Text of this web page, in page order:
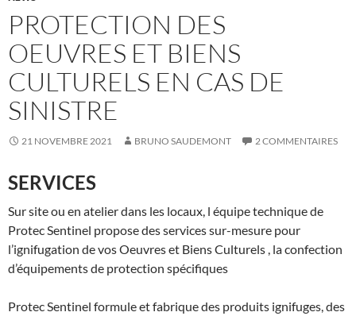
PROTECTION DES
OEUVRES ET BIENS
CULTURELS EN CAS DE
SINISTRE
21 NOVEMBRE 2021 BRUNO SAUDEMONT 2 COMMENTAIRES
SERVICES
Sur site ou en atelier dans les locaux, l équipe technique de
Protec Sentinel propose des services sur-mesure pour
l’ignifugation de vos Oeuvres et Biens Culturels , la confection
d’équipements de protection spécifiques
Protec Sentinel formule et fabrique des produits ignifuges, des